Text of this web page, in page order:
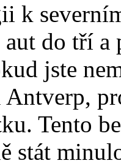
k
do tří
jste
Antverp,
Tento
stát